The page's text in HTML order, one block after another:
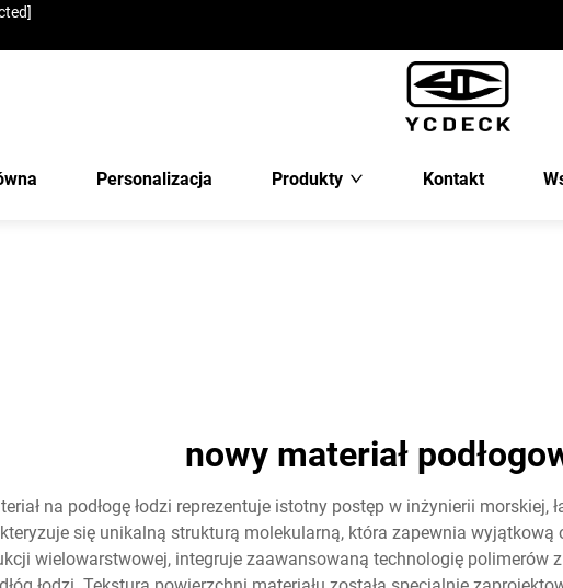
Personalizacja Produkty Kontakt
nowy materiał
na podłogę łodzi reprezentuje istotny postęp w inżynierii
się unikalną strukturą molekularną, która zapewnia
wielowarstwowej, integruje zaawansowaną technologię polimerów